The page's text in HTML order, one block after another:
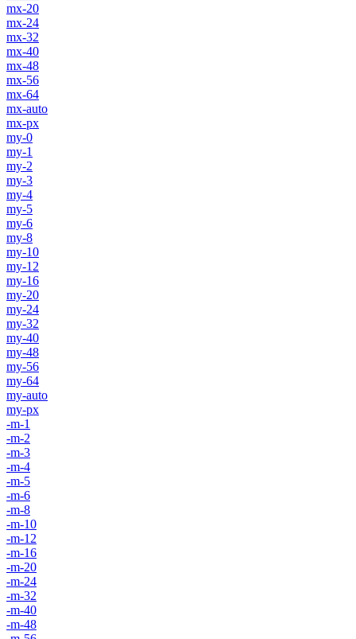
mx-20
mx-24
mx-32
mx-40
mx-48
mx-56
mx-64
mx-auto
mx-px
my-0
my-1
my-2
my-3
my-4
my-5
my-6
my-8
my-10
my-12
my-16
my-20
my-24
my-32
my-40
my-48
my-56
my-64
my-auto
my-px
-m-1
-m-2
-m-3
-m-4
-m-5
-m-6
-m-8
-m-10
-m-12
-m-16
-m-20
-m-24
-m-32
-m-40
-m-48